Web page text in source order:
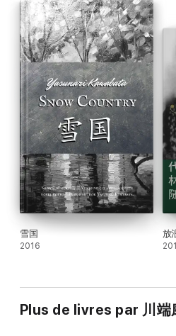
雪国
2016
放
Plus de livres par 川端